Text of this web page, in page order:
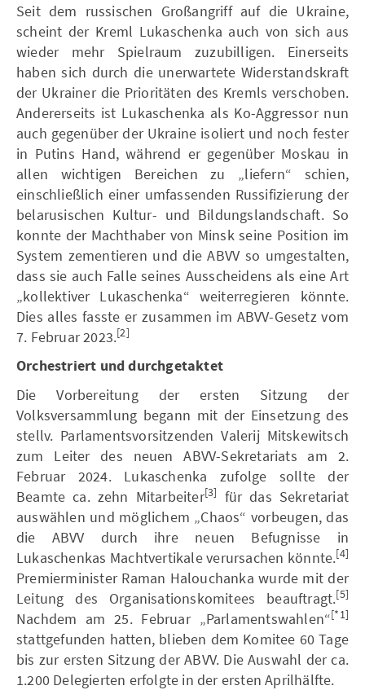
Seit dem russischen Großangriff auf die Ukraine,
scheint der Kreml Lukaschenka auch von sich aus
wieder mehr Spielraum zuzubilligen. Einerseits
haben sich durch die unerwartete Widerstandskraft
der Ukrainer die Prioritäten des Kremls verschoben.
Andererseits ist Lukaschenka als Ko-Aggressor nun
auch gegenüber der Ukraine isoliert und noch fester
in Putins Hand, während er gegenüber Moskau in
allen wichtigen Bereichen zu „liefern“ schien,
einschließlich einer umfassenden Russifizierung der
belarusischen Kultur- und Bildungslandschaft. So
konnte der Machthaber von Minsk seine Position im
System zementieren und die ABVV so umgestalten,
dass sie auch Falle seines Ausscheidens als eine Art
„kollektiver Lukaschenka“ weiterregieren könnte.
Dies alles fasste er zusammen im ABVV-Gesetz vom
7. Februar 2023.[2]
Orchestriert und durchgetaktet
Die Vorbereitung der ersten Sitzung der
Volksversammlung begann mit der Einsetzung des
stellv. Parlamentsvorsitzenden Valerij Mitskewitsch
zum Leiter des neuen ABVV-Sekretariats am 2.
Februar 2024. Lukaschenka zufolge sollte der
Beamte ca. zehn Mitarbeiter[3]
für das Sekretariat
auswählen und möglichem „Chaos“ vorbeugen, das
die ABVV durch ihre neuen Befugnisse in
Lukaschenkas Machtvertikale verursachen könnte.[4]
Premierminister Raman Halouchanka wurde mit der
Leitung des Organisationskomitees beauftragt.[5]
Nachdem am 25. Februar „Parlamentswahlen“[*1]
stattgefunden hatten, blieben dem Komitee 60 Tage
bis zur ersten Sitzung der ABVV. Die Auswahl der ca.
1.200 Delegierten erfolgte in der ersten Aprilhälfte.